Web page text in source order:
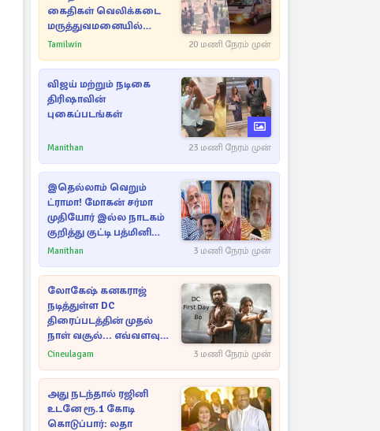
கைதிகள் வெலிக்கடை
மருத்துவமனையில்
அனுமதி
Tamilwin 20 மணி நேரம் முன்
விஜய் மற்றும் நடிகை
திரிஷாவின்
புகைப்படங்கள்
Manithan 23 மணி நேரம் முன்
இதெல்லாம் வெறும்
ட்ராமா! மோகன் சர்மா
முதியோர் இல்ல நாடகம்
குறித்து குட்டி பத்மினி
பரபரப்பு பேட்டி
Manithan 3 மணி நேரம் முன்
லோகேஷ் கனகராஜ்
நடித்துள்ள DC
திரைப்படத்தின் முதல்
நாள் வசூல்... எவ்வளவு
தெரியுமா?
Cineulagam 3 மணி நேரம் முன்
அது நடந்தால் ரஜினி
உடனே ரூ.1 கோடி
கொடுப்பார்: லதா